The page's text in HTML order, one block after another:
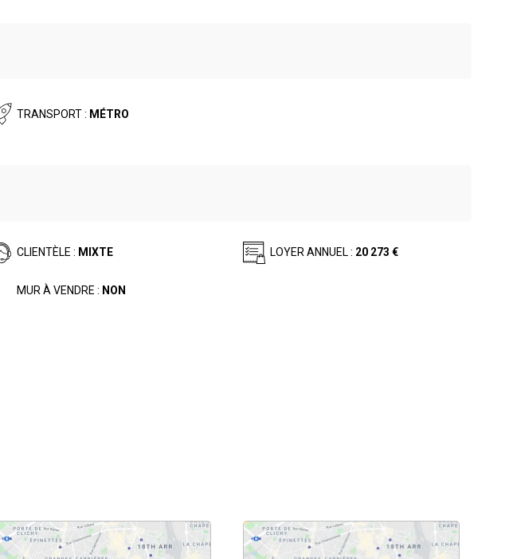
TRANSPORT : MÉTRO
CLIENTÈLE : MIXTE LOYER ANNUEL : 20 273 €
MUR À VENDRE : NON